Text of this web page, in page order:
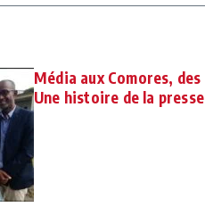
Média aux Comores,
Une histoire de la